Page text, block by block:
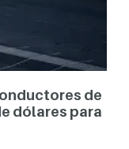
de
dólares para